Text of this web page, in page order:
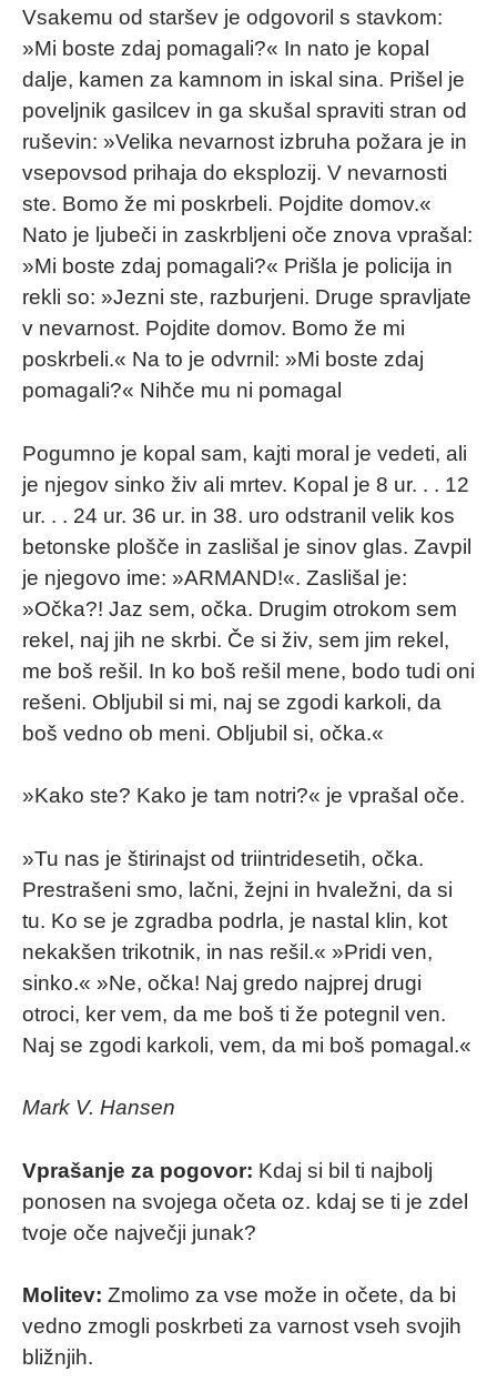
Vsakemu od staršev je odgovoril s stavkom:
»Mi boste zdaj pomagali?« In nato je kopal
dalje, kamen za kamnom in iskal sina. Prišel je
poveljnik gasilcev in ga skušal spraviti stran od
ruševin: »Velika nevarnost izbruha požara je in
vsepovsod prihaja do eksplozij. V nevarnosti
ste. Bomo že mi poskrbeli. Pojdite domov.«
Nato je ljubeči in zaskrbljeni oče znova vprašal:
»Mi boste zdaj pomagali?« Prišla je policija in
rekli so: »Jezni ste, razburjeni. Druge spravljate
v nevarnost. Pojdite domov. Bomo že mi
poskrbeli.« Na to je odvrnil: »Mi boste zdaj
pomagali?« Nihče mu ni pomagal
Pogumno je kopal sam, kajti moral je vedeti, ali
je njegov sinko živ ali mrtev. Kopal je 8 ur. . . 12
ur. . . 24 ur. 36 ur. in 38. uro odstranil velik kos
betonske plošče in zaslišal je sinov glas. Zavpil
je njegovo ime: »ARMAND!«. Zaslišal je:
»Očka?! Jaz sem, očka. Drugim otrokom sem
rekel, naj jih ne skrbi. Če si živ, sem jim rekel,
me boš rešil. In ko boš rešil mene, bodo tudi oni
rešeni. Obljubil si mi, naj se zgodi karkoli, da
boš vedno ob meni. Obljubil si, očka.«
»Kako ste? Kako je tam notri?« je vprašal oče.
»Tu nas je štirinajst od triintridesetih, očka.
Prestrašeni smo, lačni, žejni in hvaležni, da si
tu. Ko se je zgradba podrla, je nastal klin, kot
nekakšen trikotnik, in nas rešil.« »Pridi ven,
sinko.« »Ne, očka! Naj gredo najprej drugi
otroci, ker vem, da me boš ti že potegnil ven.
Naj se zgodi karkoli, vem, da mi boš pomagal.«
Mark V. Hansen
Vprašanje za pogovor: Kdaj si bil ti najbolj
ponosen na svojega očeta oz. kdaj se ti je zdel
tvoje oče največji junak?
Molitev: Zmolimo za vse može in očete, da bi
vedno zmogli poskrbeti za varnost vseh svojih
bližnjih.